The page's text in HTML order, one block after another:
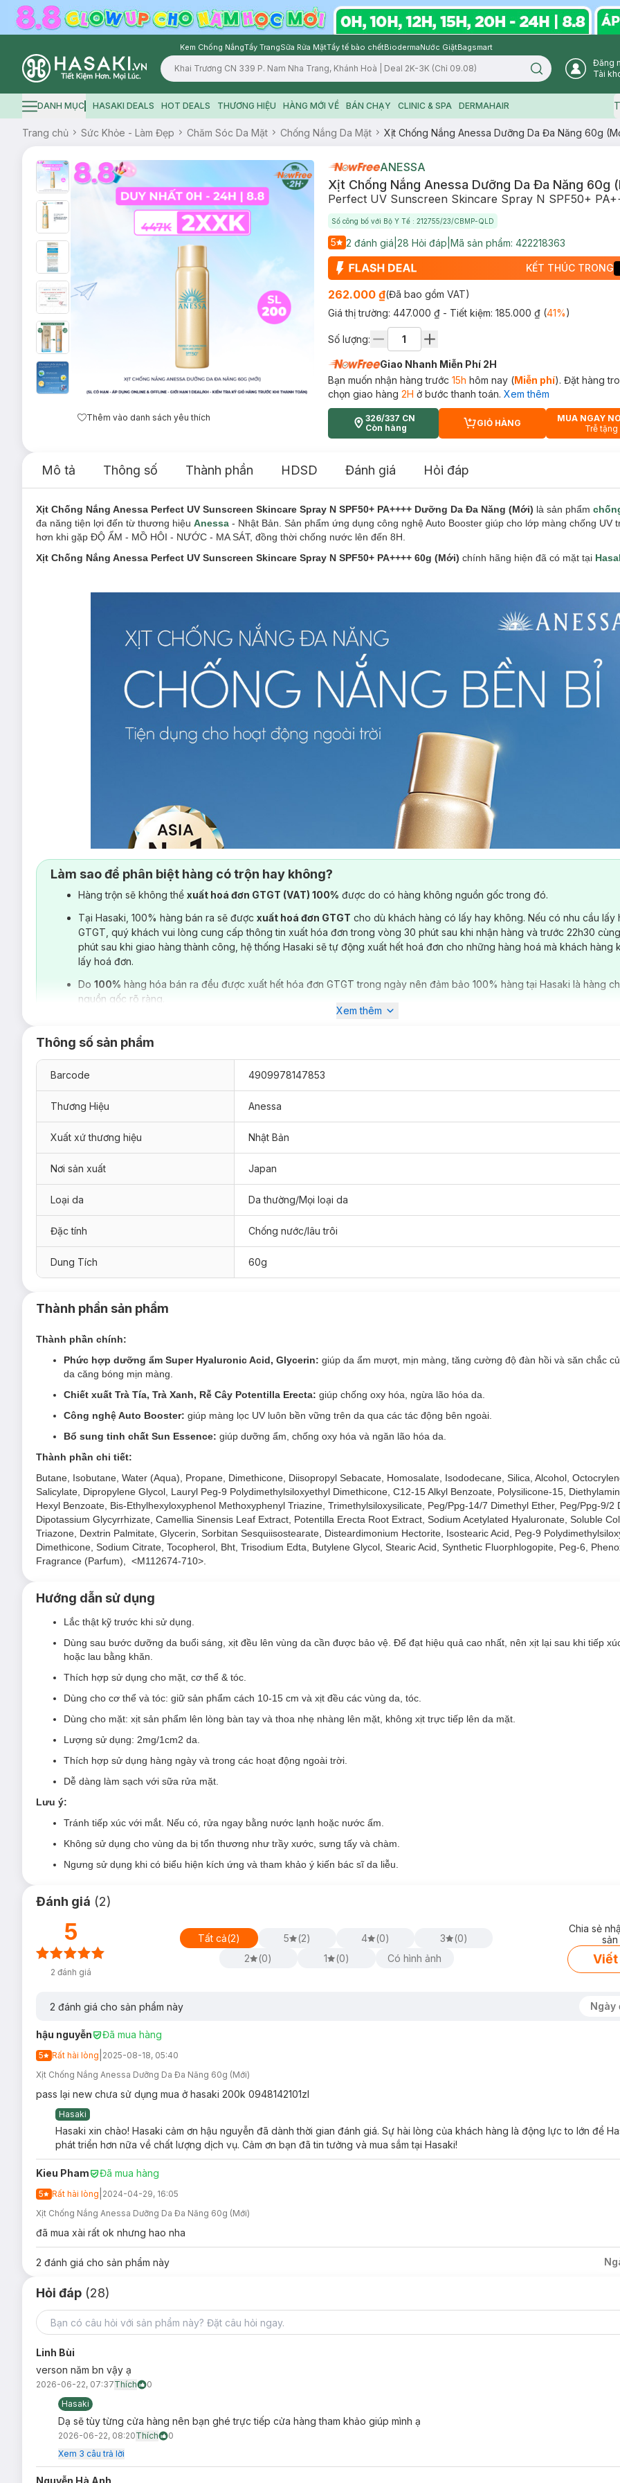
Kem Chống NắngTẩy TrangSữa Rửa MặtTẩy tế bào chếtBiodermaNước GiặtBagsmart
Logo
Search icon
Đăng
Tài
Hamburger icon
DANH MỤC HASAKI DEALS HOT DEALS THƯƠNG HIỆU HÀNG MỚI VỀ BÁN CHẠY CLINIC & SPA DERMAHAIR
Trang chủ Sức Khỏe - Làm Đẹp Chăm Sóc Da Mặt Chống Nắng Da Mặt Xịt Chống Nắng Anessa Dưỡng Da Đa Năng 60g
Thêm vào danh sách yêu thích
ANESSA
Xịt Chống Nắng Anessa Dưỡng Da Đa Năng 60g
Perfect UV Sunscreen Skincare Spray N SPF50+
Số công bố với Bộ Y Tế : 212755/23/CBMP-QLD
5 2 đánh giá 28 Hỏi đáp Mã sản phẩm: 422218363
KẾT THÚC TRONG
262.000 ₫(Đã bao gồm VAT)
Giá thị trường: 447.000 ₫ - Tiết kiệm: 185.000 ₫(41%)
Số lượng:
Giao Nhanh Miễn Phí 2H
Bạn muốn nhận hàng trước 15h hôm nay (Miễn phí). Đặt hàng
chọn giao hàng 2H ở bước thanh toán. Xem thêm
326/337 CN
Còn hàng
CART PLUS ICON
GIỎ HÀNG
MUA NGAY
Trễ tặng
Mô tả Thông số Thành phần HDSD Đánh giá Hỏi đáp
Xịt Chống Nắng Anessa Perfect UV Sunscreen Skincare Spray N SPF50+ PA++++ Dưỡng Da Đa Năng (Mới) là sản phẩm
đa năng tiện lợi đến từ thương hiệu Anessa - Nhật Bản. Sản phẩm ứng dụng công nghệ Auto Booster giúp cho lớp màng chống UV
hơn khi gặp ĐỘ ẨM - MỒ HÔI - NƯỚC - MA SÁT, đồng thời chống nước lên đến 8H.
Xịt Chống Nắng Anessa Perfect UV Sunscreen Skincare Spray N SPF50+ PA++++ 60g (Mới) chính hãng hiện đã có mặt tại
Xịt Chống Nắng Anessa Perfect UV Sunscreen Skincare Spray N SPF50+ PA++++ phù hợp với loại
Sản phẩm phù hợp cho mọi loại da, đặc biệt da hỗn hợp thiên dầu.
Đối tượng sử dụng Xịt Chống Nắng Anessa Perfect UV Sunscreen Skincare Spray N SPF50+
Da dầu thừa - lỗ chân lông to .
Da thường xuyên tiếp xúc với ánh nắng, cần một sản phẩm tiện lợi cho việc thoa lại nhiều lần trong ngày hoặc sau khi trang
Ưu thế nổi bật của Xịt Chống Nắng Anessa Perfect UV Sunscreen Skincare Spray N SPF50+
Phức hợp dưỡng ẩm Super Hyaluronic Acid, Glycerin
da căng bóng mịn màng.
Chiết xuất Trà Tía, Trà Xanh, Rễ Cây Potentilla Erecta
giúp chống oxy hóa, ngừa lão hóa da.
Kết cấu xịt phun sương mỏng, bao phủ đều bề mặt da. Giải pháp lý tưởng để dặm lại chống nắng trong ngày.
Bổ sung tinh chất Sun Essence
Làm sao để phân biệt hàng có trộn hay không?
Hàng trộn sẽ không thể xuất hoá đơn GTGT (VAT) 100% được do có hàng không nguồn gốc trong đó.
Tại Hasaki, 100% hàng bán ra sẽ được xuất hoá đơn GTGT cho dù khách hàng có lấy hay không. Nếu có nhu cầu lấy
GTGT, quý khách vui lòng cung cấp thông tin xuất hóa đơn trong vòng 30 phút sau khi nhận hàng và trước 22h30
phút sau khi giao hàng thành công, hệ thống Hasaki sẽ tự động xuất hết hoá đơn cho những hàng hoá mà khách hàng
lấy hoá đơn.
Do 100% hàng hóa bán ra đều được xuất hết hóa đơn GTGT trong ngày nên đảm bảo 100% hàng tại Hasaki là hàng
nguồn gốc rõ ràng.
Xem thêm
Thông số sản phẩm
Barcode 4909978147853
Thương Hiệu Anessa
Xuất xứ thương hiệu Nhật Bản
Nơi sản xuất Japan
Loại da Da thường/Mọi loại da
Đặc tính Chống nước/lâu trôi
Dung Tích 60g
Thành phần sản phẩm
Thành phần chính:
Phức hợp dưỡng ẩm Super Hyaluronic Acid, Glycerin: giúp da ẩm mượt, mịn màng, tăng cường độ đàn hồi và săn chắc
da căng bóng mịn màng.
Chiết xuất Trà Tía, Trà Xanh, Rễ Cây Potentilla Erecta: giúp chống oxy hóa, ngừa lão hóa da.
Công nghệ Auto Booster: giúp màng lọc UV luôn bền vững trên da qua các tác động bên ngoài.
Bổ sung tinh chất Sun Essence: giúp dưỡng ẩm, chống oxy hóa và ngăn lão hóa da.
Thành phần chi tiết:
Butane, Isobutane, Water (Aqua), Propane, Dimethicone, Diisopropyl Sebacate, Homosalate, Isododecane, Silica, Alcohol,
Salicylate, Dipropylene Glycol, Lauryl Peg-9 Polydimethylsiloxyethyl Dimethicone, C12-15 Alkyl Benzoate, Polysilicone-15,
Hexyl Benzoate, Bis-Ethylhexyloxyphenol Methoxyphenyl Triazine, Trimethylsiloxysilicate, Peg/Ppg-14/7 Dimethyl Ether, Peg/Ppg-9/2
Dipotassium Glycyrrhizate, Camellia Sinensis Leaf Extract, Potentilla Erecta Root Extract, Sodium Acetylated Hyaluronate, Soluble
Triazone, Dextrin Palmitate, Glycerin, Sorbitan Sesquiisostearate, Disteardimonium Hectorite, Isostearic Acid, Peg-9
Dimethicone, Sodium Citrate, Tocopherol, Bht, Trisodium Edta, Butylene Glycol, Stearic Acid, Synthetic Fluorphlogopite, Peg-6,
Fragrance (Parfum), <M112674-710>.
Hướng dẫn sử dụng
Lắc thật kỹ trước khi sử dụng.
Dùng sau bước dưỡng da buổi sáng, xịt đều lên vùng da cần được bảo vệ. Để đạt hiệu quả cao nhất, nên xịt lại sau khi tiếp
hoặc lau bằng khăn.
Thích hợp sử dụng cho mặt, cơ thể & tóc.
Dùng cho cơ thể và tóc: giữ sản phẩm cách 10-15 cm và xịt đều các vùng da, tóc.
Dùng cho mặt: xịt sản phẩm lên lòng bàn tay và thoa nhẹ nhàng lên mặt, không xịt trực tiếp lên da mặt.
Lượng sử dụng: 2mg/1cm2 da.
Thích hợp sử dụng hàng ngày và trong các hoạt động ngoài trời.
Dễ dàng làm sạch với sữa rửa mặt.
Lưu ý:
Tránh tiếp xúc với mắt. Nếu có, rửa ngay bằng nước lạnh hoặc nước ấm.
Không sử dụng cho vùng da bị tổn thương như trầy xước, sưng tấy và chàm.
Ngưng sử dụng khi có biểu hiện kích ứng và tham khảo ý kiến bác sĩ da liễu.
Đánh giá (2)
5
2 đánh giá
Tất cả(2) 5 (2) 4 (0) 3 (0)
2
(0) 1 (0) Có hình ảnh
Chia sẻ
Viết
2 đánh giá cho sản phẩm này Ngày
hậu nguyễn Đã mua hàng
5 Rất hài lòng 2025-08-18, 05:40
Xịt Chống Nắng Anessa Dưỡng Da Đa Năng 60g (Mới)
pass lại new chưa sử dụng mua ở hasaki 200k 0948142101zl
Hasaki
Hasaki xin chào! Hasaki cảm ơn hậu nguyễn đã dành thời gian đánh giá. Sự hài lòng của khách hàng là động lực to lớn để
phát triển hơn nữa về chất lượng dịch vụ. Cảm ơn bạn đã tin tưởng và mua sắm tại Hasaki!
Kieu Pham Đã mua hàng
5 Rất hài lòng 2024-04-29, 16:05
Xịt Chống Nắng Anessa Dưỡng Da Đa Năng 60g (Mới)
đã mua xài rất ok nhưng hao nha
2 đánh giá cho sản phẩm này
Hỏi đáp (28)
Linh Bùi
verson năm bn vậy ạ
2026-06-22, 07:37Thích
0
Hasaki
Dạ sẽ tùy từng cửa hàng nên bạn ghé trực tiếp cửa hàng tham khảo giúp mình ạ
2026-06-22, 08:20Thích
0
Xem 3 câu trả lời
Nguyễn Hà Anh